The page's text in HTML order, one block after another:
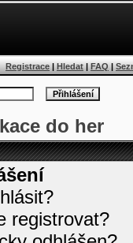
Registrace|Hledat|FAQ|
do her
registrovat?